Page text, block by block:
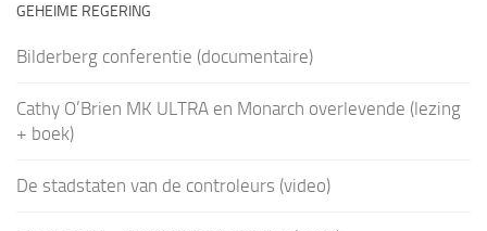
GEHEIME REGERING
Bilderberg conferentie (documentaire)
Cathy O’Brien MK ULTRA en Monarch overlevende (lezing
+ boek)
De stadstaten van de controleurs (video)